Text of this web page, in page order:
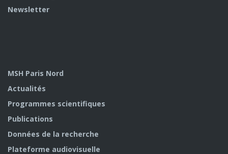
Newsletter
MSH Paris Nord
Actualités
Programmes scientifiques
Publications
Données de la recherche
Plateforme audiovisuelle